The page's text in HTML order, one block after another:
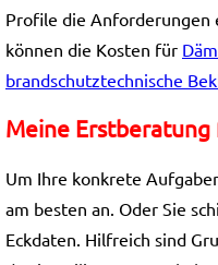
Profile die
können die Kosten für
brandschutztechnische
Meine
Um Ihre konkrete
am besten an. Oder Sie
Eckdaten. Hilfreich sind